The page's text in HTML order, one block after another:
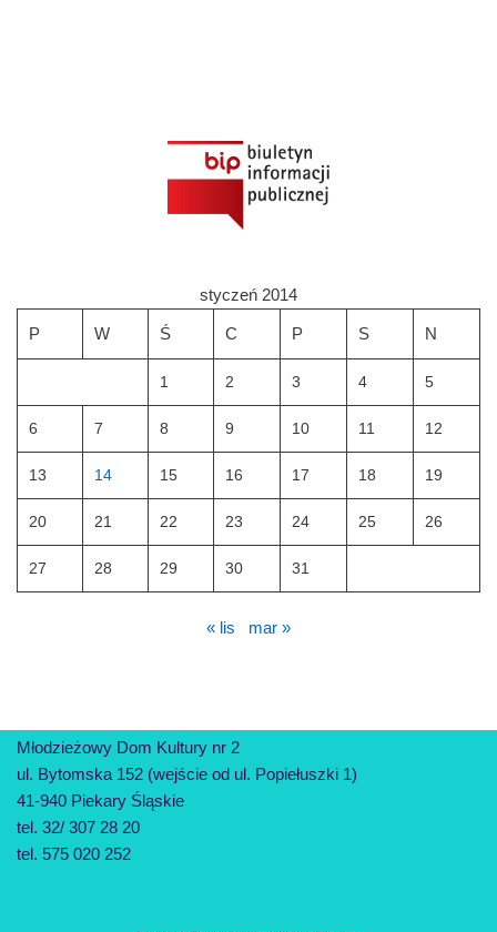
styczeń 2014
P W Ś C P S N
1 2 3 4 5
6 7 8 9 10 11 12
13 14 15 16 17 18 19
20 21 22 23 24 25 26
27 28 29 30 31
« lis mar »
Młodzieżowy Dom Kultury nr 2
ul. Bytomska 152 (wejście od ul. Popiełuszki 1)
41-940 Piekary Śląskie
tel. 32/ 307 28 20
tel. 575 020 252